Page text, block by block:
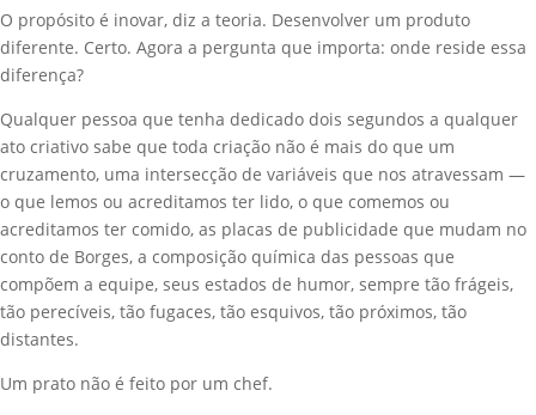
O propósito é inovar, diz a teoria. Desenvolver um produto
diferente. Certo. Agora a pergunta que importa: onde reside essa
diferença?
Qualquer pessoa que tenha dedicado dois segundos a qualquer
ato criativo sabe que toda criação não é mais do que um
cruzamento, uma intersecção de variáveis que nos atravessam —
o que lemos ou acreditamos ter lido, o que comemos ou
acreditamos ter comido, as placas de publicidade que mudam no
conto de Borges, a composição química das pessoas que
compõem a equipe, seus estados de humor, sempre tão frágeis,
tão perecíveis, tão fugaces, tão esquivos, tão próximos, tão
distantes.
Um prato não é feito por um chef.